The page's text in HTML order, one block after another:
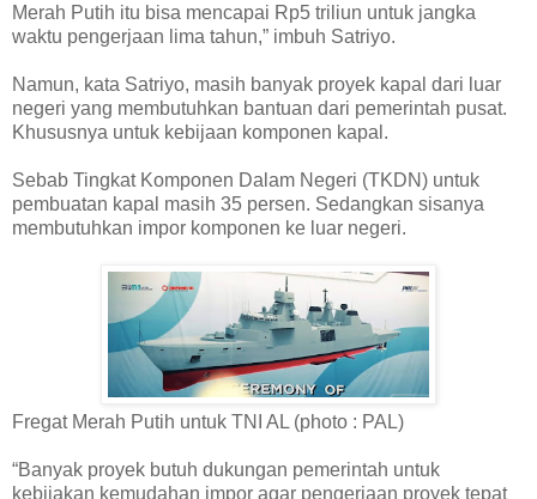
Merah Putih itu bisa mencapai Rp5 triliun untuk jangka
waktu pengerjaan lima tahun,” imbuh Satriyo.
Namun, kata Satriyo, masih banyak proyek kapal dari luar
negeri yang membutuhkan bantuan dari pemerintah pusat.
Khususnya untuk kebijaan komponen kapal.
Sebab Tingkat Komponen Dalam Negeri (TKDN) untuk
pembuatan kapal masih 35 persen. Sedangkan sisanya
membutuhkan impor komponen ke luar negeri.
Fregat Merah Putih untuk TNI AL (photo : PAL)
“Banyak proyek butuh dukungan pemerintah untuk
kebijakan kemudahan impor agar pengerjaan proyek tepat